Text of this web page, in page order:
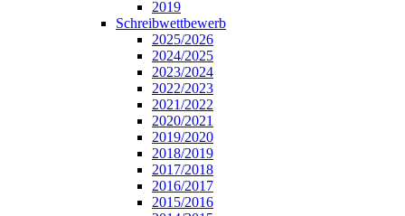
2019
Schreibwettbewerb
2025/2026
2024/2025
2023/2024
2022/2023
2021/2022
2020/2021
2019/2020
2018/2019
2017/2018
2016/2017
2015/2016